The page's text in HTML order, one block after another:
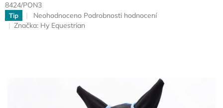
8424/PON3
Tip
Průměrné
hodnocení
Neohodnoceno Podrobnosti hodnocení
Značka: Hy Equestrian